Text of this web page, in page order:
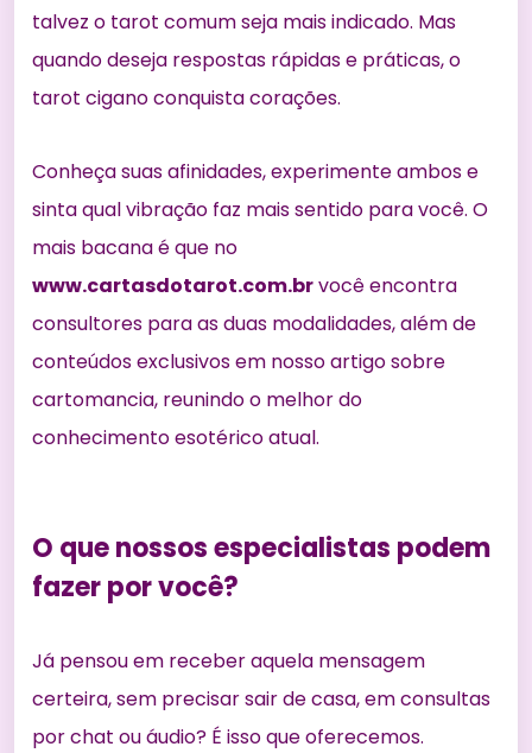
talvez o tarot comum seja mais indicado. Mas
quando deseja respostas rápidas e práticas, o
tarot cigano conquista corações.
Conheça suas afinidades, experimente ambos e
sinta qual vibração faz mais sentido para você. O
mais bacana é que no
www.cartasdotarot.com.brvocê encontra
consultores para as duas modalidades, além de
conteúdos exclusivos em nossoartigo sobre
cartomancia, reunindo o melhor do
conhecimento esotérico atual.
O que nossos especialistas podem
fazer por você?
Já pensou em receber aquela mensagem
certeira, sem precisar sair de casa, em consultas
por chat ou áudio? É isso que oferecemos.